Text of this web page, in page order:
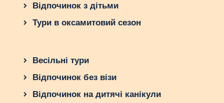
Відпочинок з дітьми
Тури в оксамитовий сезон
Весільні тури
Відпочинок без візи
Відпочинок на дитячі канікули